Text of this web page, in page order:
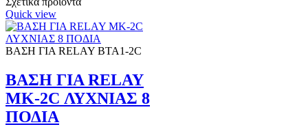
Quick view
ΒΑΣΗ ΓΙΑ RELAY ΒΤΑ1-2C
ΒΑΣΗ ΓΙΑ RELAY
MK-2C ΛΥΧΝΙΑΣ 8
ΠΟΔΙΑ